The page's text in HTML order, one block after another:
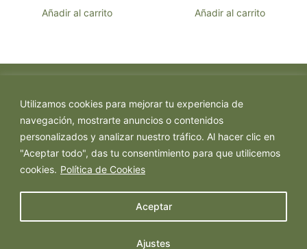
Utilizamos cookies para mejorar tu experiencia de
navegación, mostrarte anuncios o contenidos
personalizados y analizar nuestro tráfico. Al hacer clic en
"Aceptar todo", das tu consentimiento para que utilicemos
cookies. Política de Cookies
Ajustes
Aceptar
Añadir al carrito Añadir al carrito
Política de Privacidad
Política de Cookies
Aviso Legal